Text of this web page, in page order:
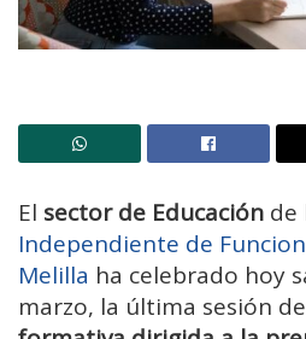
El sector de Educación de
Independiente de
Melilla ha celebrado hoy
marzo, la última sesión